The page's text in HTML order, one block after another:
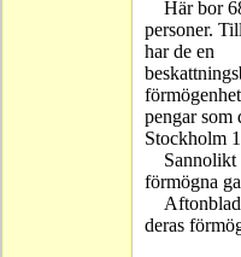
Här bor
personer.
har de en
pengar som
Stockholm
Sannolikt
förmögna
deras